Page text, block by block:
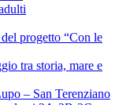
progetto “Con le
tra storia, mare e
– San Terenziano